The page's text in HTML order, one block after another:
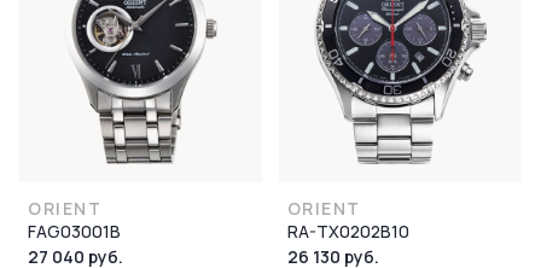
ORIENT
FAG03001B
27 040 руб.
ORIENT
RA-TX0202B10
26 130 руб.